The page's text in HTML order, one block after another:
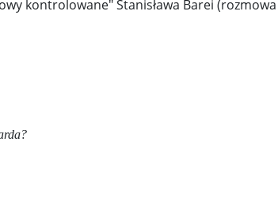
kontrolowane" Stanisława Barei